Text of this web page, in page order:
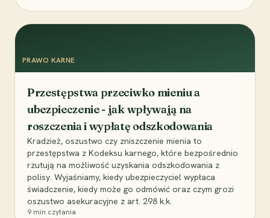
PRAWO KARNE
Przestępstwa przeciwko mieniu a
ubezpieczenie - jak wpływają na
roszczenia i wypłatę odszkodowania
Kradzież, oszustwo czy zniszczenie mienia to
przestępstwa z Kodeksu karnego, które bezpośrednio
rzutują na możliwość uzyskania odszkodowania z
polisy. Wyjaśniamy, kiedy ubezpieczyciel wypłaca
świadczenie, kiedy może go odmówić oraz czym grozi
oszustwo asekuracyjne z art. 298 k.k.
9 min czytania